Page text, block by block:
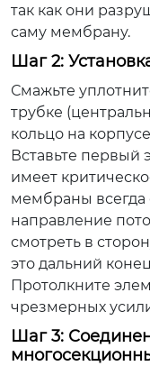
так как они
саму мембрану.
Шаг 2:
Смажьте
трубке
кольцо на
Вставьте первый
имеет
мембраны всегда
направление
смотреть в
это дальний
Протолкните
чрезмерных
Шаг 3: